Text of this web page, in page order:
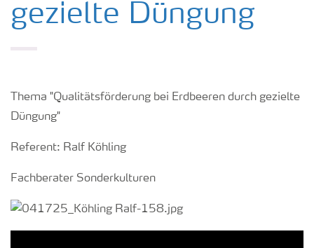
Tools & Services
Düngeranwendung
Medien
gezielte Düngung
Thema "Qualitätsförderung bei Erdbeeren durch gezielte
Düngung"
Referent: Ralf Köhling
Fachberater Sonderkulturen